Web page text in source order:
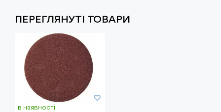
ПЕРЕГЛЯНУТI ТОВАРИ
в наявності